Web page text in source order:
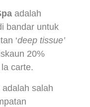
adalah
bandar untuk
‘deep tissue’
20%
carte.
adalah salah